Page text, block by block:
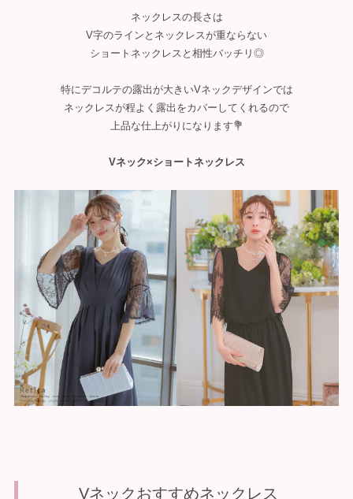
ネックレスの長さは
V字のラインとネックレスが重ならない
ショートネックレスと相性バッチリ◎
特にデコルテの露出が大きいVネックデザインでは
ネックレスが程よく露出をカバーしてくれるので
上品な仕上がりになります💐
Vネック×ショートネックレス
Vネックおすすめネックレス